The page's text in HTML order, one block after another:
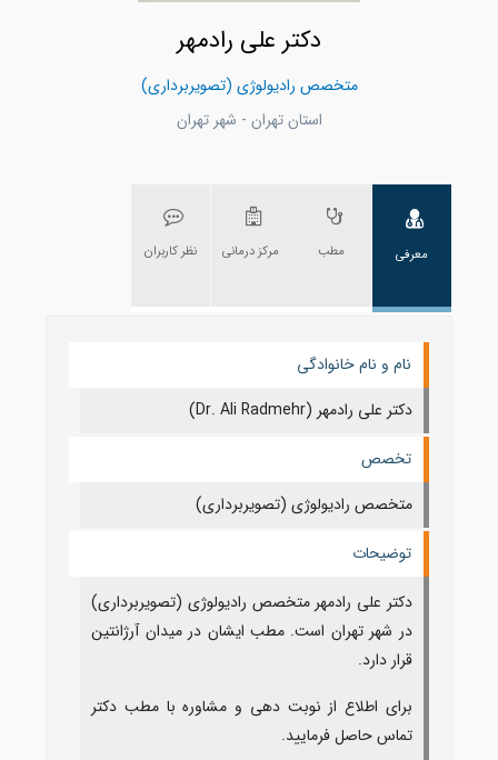
دکتر علی رادمهر
متخصص رادیولوژی (تصویربرداری)
استان تهران - شهر تهران
معرفی مطب مرکز درمانی نظر کاربران
نام و نام خانوادگی
دکتر علی رادمهر (Dr. Ali Radmehr)
تخصص
متخصص رادیولوژی (تصویربرداری)
توضیحات
دکتر علی رادمهر متخصص رادیولوژی (تصویربرداری)
در شهر تهران است. مطب ایشان در میدان آرژانتین
قرار دارد.
برای اطلاع از نوبت دهی و مشاوره با مطب دکتر
تماس حاصل فرمایید.